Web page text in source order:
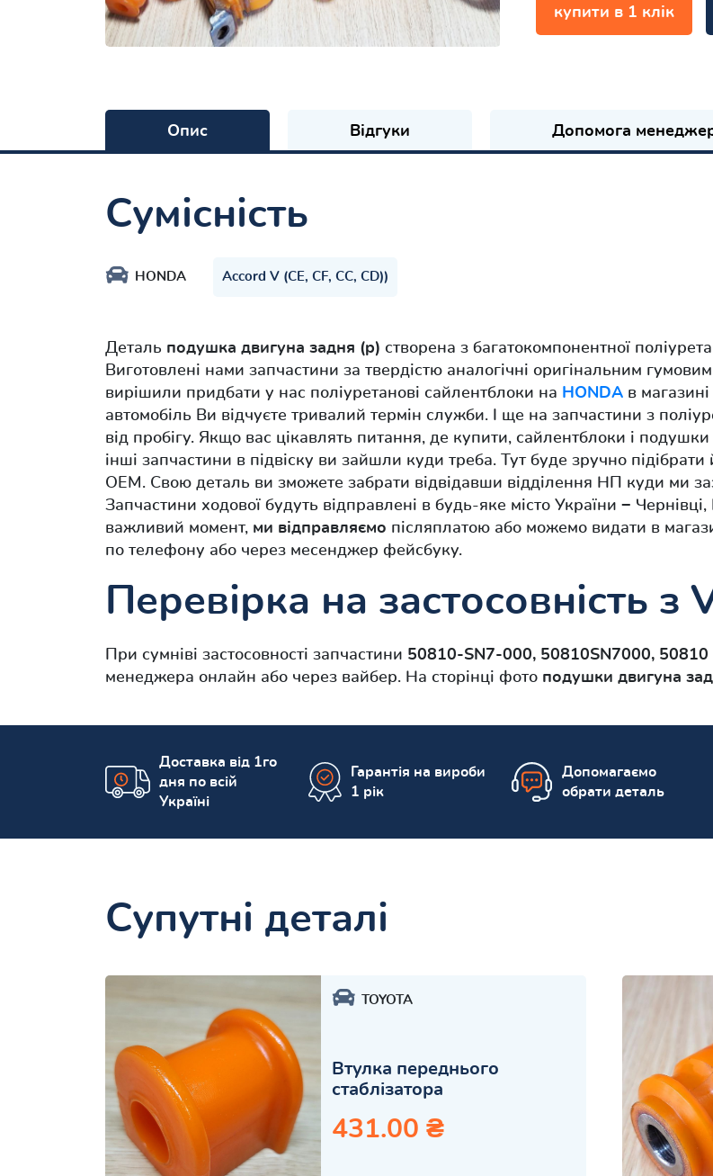
купити в 1 клік
Опис Відгуки Допомога
Сумісність
HONDA Accord V (CE, CF, CC, CD))
Деталь подушка двигуна задня (p) створена з багатокомпонентної
Виготовлені нами запчастини за твердістю аналогічні оригінальним
вирішили придбати у нас поліуретанові сайлентблоки на HONDA в
автомобіль Ви відчуєте тривалий термін служби. І ще на запчастини з
від пробігу. Якщо вас цікавлять питання, де купити, сайлентблоки і
інші запчастини в підвіску ви зайшли куди треба. Тут буде зручно
OEM. Свою деталь ви зможете забрати відвідавши відділення НП куди ми
Запчастини ходової будуть відправлені в будь-яке місто України −
важливий момент, ми відправляємо післяплатою або можемо видати в
по телефону або через месенджер фейсбуку.
Перевірка на застосовність з
При сумніві застосовності запчастини 50810-SN7-000, 50810SN7000, 50810
менеджера онлайн або через вайбер. На сторінці фото подушки двигуна
Доставка від 1го
дня по всій
Україні
Гарантія на вироби
1 рік
Допомагаємо
обрати деталь
Супутні деталі
TOYOTA
Втулка переднього
стаблізатора
431.00 ₴